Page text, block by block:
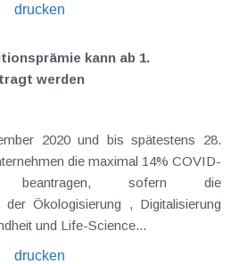
drucken
kann ab 1.
werden
die maximal 14% COVID-
die
Gesundheit und Life-Science...
drucken